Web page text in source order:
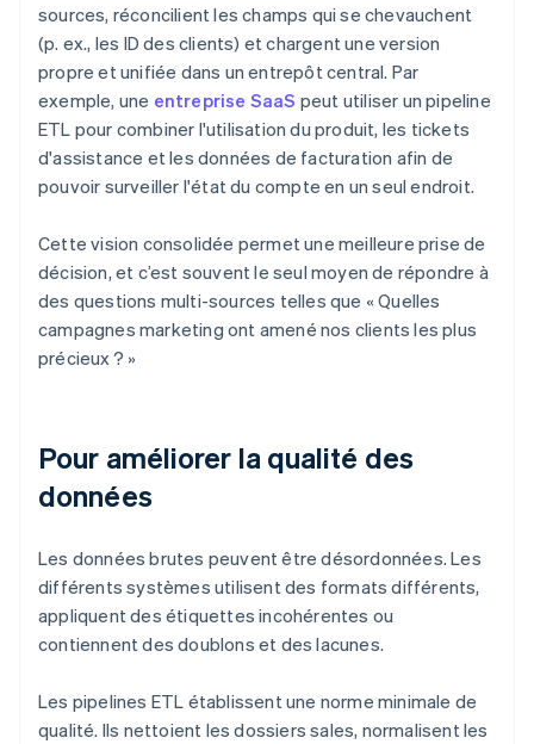
sources, réconcilient les champs qui se chevauchent
(p. ex., les ID des clients) et chargent une version
propre et unifiée dans un entrepôt central. Par
exemple, une entreprise SaaS peut utiliser un pipeline
ETL pour combiner l'utilisation du produit, les tickets
d'assistance et les données de facturation afin de
pouvoir surveiller l'état du compte en un seul endroit.
Cette vision consolidée permet une meilleure prise de
décision, et c’est souvent le seul moyen de répondre à
des questions multi-sources telles que « Quelles
campagnes marketing ont amené nos clients les plus
précieux ? »
Pour améliorer la qualité des
données
Les données brutes peuvent être désordonnées. Les
différents systèmes utilisent des formats différents,
appliquent des étiquettes incohérentes ou
contiennent des doublons et des lacunes.
Les pipelines ETL établissent une norme minimale de
qualité. Ils nettoient les dossiers sales, normalisent les